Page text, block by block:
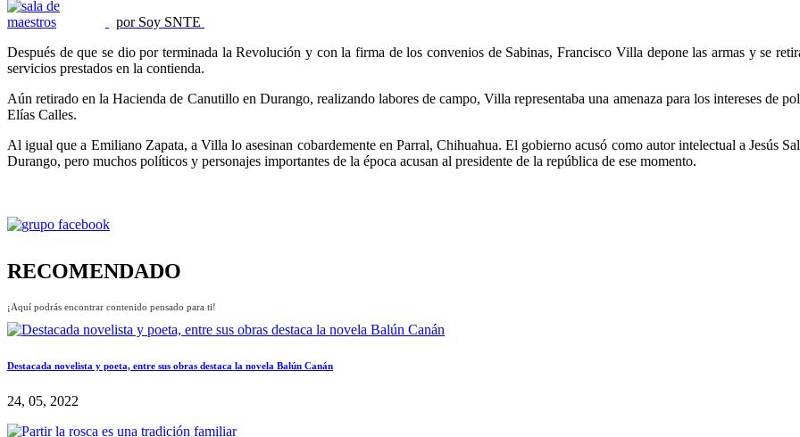
por Soy SNTE
Después de que se dio por terminada la Revolución y con la firma de los convenios de Sabinas, Francisco Villa depone las armas y se
servicios prestados en la contienda.
Aún retirado en la Hacienda de Canutillo en Durango, realizando labores de campo, Villa representaba una amenaza para los intereses de
Elías Calles.
Al igual que a Emiliano Zapata, a Villa lo asesinan cobardemente en Parral, Chihuahua. El gobierno acusó como autor intelectual a Jesús
Durango, pero muchos políticos y personajes importantes de la época acusan al presidente de la república de ese momento.
RECOMENDADO
¡Aquí podrás encontrar contenido pensado para ti!
Destacada novelista y poeta, entre sus obras destaca la novela Balún Canán
24, 05, 2022